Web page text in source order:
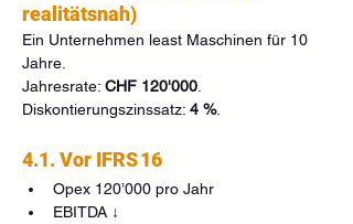
realitätsnah)
Ein Unternehmen least Maschinen für 10
Jahre.
Jahresrate: CHF 120'000
Diskontierungszinssatz: 4 %.
4.1. Vor IFRS 16
Opex 120’000 pro Jahr
EBITDA ↓